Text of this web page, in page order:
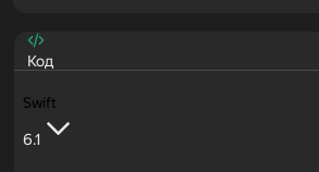
Код
Swift
6.1